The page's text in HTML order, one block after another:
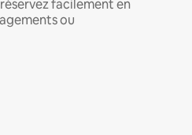
facilement en
ou